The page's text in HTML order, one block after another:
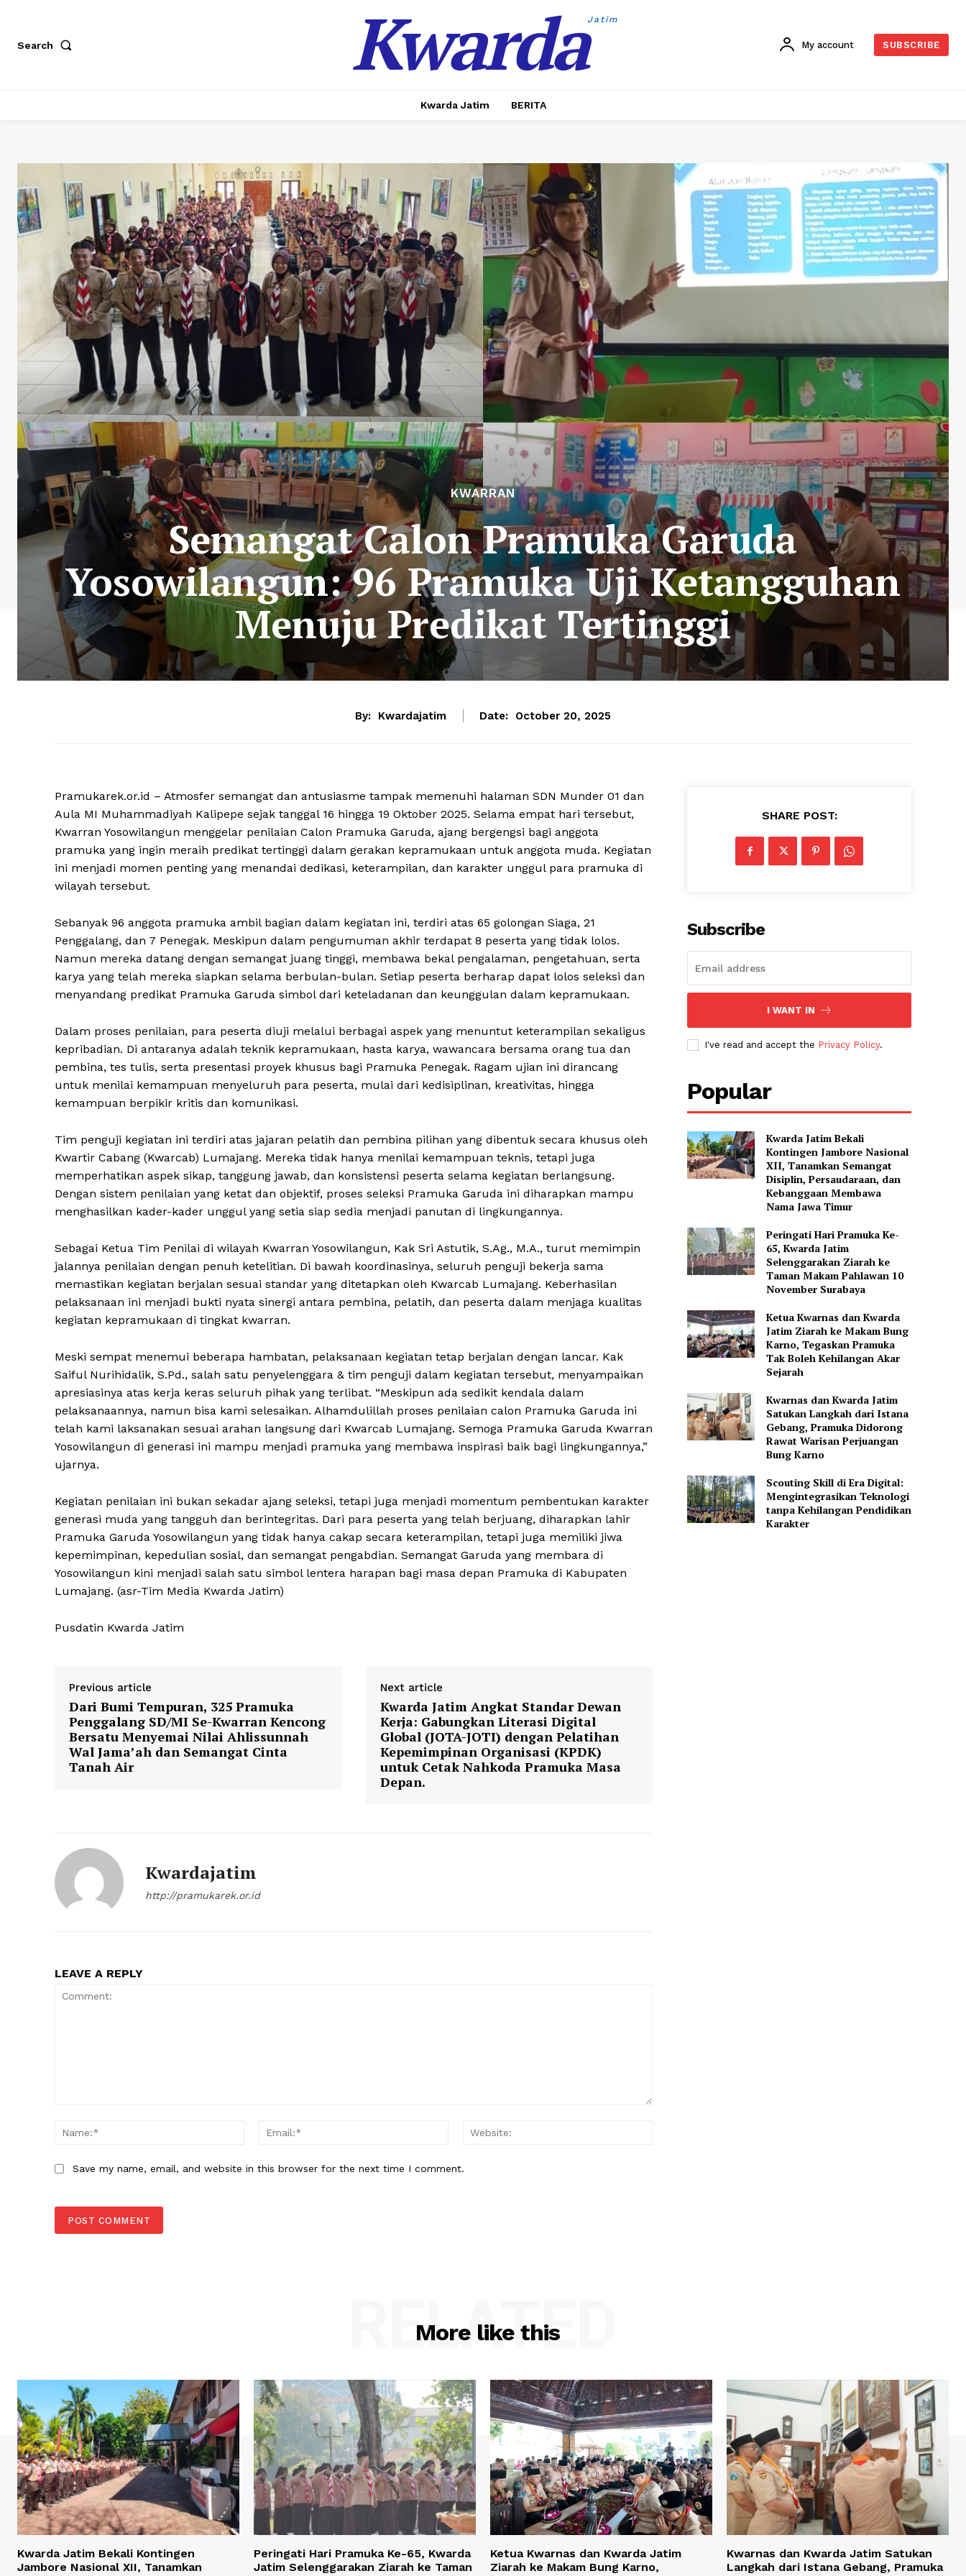
Search KwardaJatim
My account SUBSCRIBE
Kwarda Jatim BERITA
KWARRAN
Semangat Calon Pramuka Garuda
Yosowilangun: 96 Pramuka Uji Ketangguhan
Menuju Predikat Tertinggi
By: Kwardajatim Date: October 20, 2025
Pramukarek.or.id – Atmosfer semangat dan antusiasme tampak memenuhi halaman SDN Munder 01 dan
Aula MI Muhammadiyah Kalipepe sejak tanggal 16 hingga 19 Oktober 2025. Selama empat hari tersebut,
Kwarran Yosowilangun menggelar penilaian Calon Pramuka Garuda, ajang bergengsi bagi anggota
pramuka yang ingin meraih predikat tertinggi dalam gerakan kepramukaan untuk anggota muda. Kegiatan
ini menjadi momen penting yang menandai dedikasi, keterampilan, dan karakter unggul para pramuka di
wilayah tersebut.
Sebanyak 96 anggota pramuka ambil bagian dalam kegiatan ini, terdiri atas 65 golongan Siaga, 21
Penggalang, dan 7 Penegak. Meskipun dalam pengumuman akhir terdapat 8 peserta yang tidak lolos.
Namun mereka datang dengan semangat juang tinggi, membawa bekal pengalaman, pengetahuan, serta
karya yang telah mereka siapkan selama berbulan-bulan. Setiap peserta berharap dapat lolos seleksi dan
menyandang predikat Pramuka Garuda simbol dari keteladanan dan keunggulan dalam kepramukaan.
Dalam proses penilaian, para peserta diuji melalui berbagai aspek yang menuntut keterampilan sekaligus
kepribadian. Di antaranya adalah teknik kepramukaan, hasta karya, wawancara bersama orang tua dan
pembina, tes tulis, serta presentasi proyek khusus bagi Pramuka Penegak. Ragam ujian ini dirancang
untuk menilai kemampuan menyeluruh para peserta, mulai dari kedisiplinan, kreativitas, hingga
kemampuan berpikir kritis dan komunikasi.
Tim penguji kegiatan ini terdiri atas jajaran pelatih dan pembina pilihan yang dibentuk secara khusus oleh
Kwartir Cabang (Kwarcab) Lumajang. Mereka tidak hanya menilai kemampuan teknis, tetapi juga
memperhatikan aspek sikap, tanggung jawab, dan konsistensi peserta selama kegiatan berlangsung.
Dengan sistem penilaian yang ketat dan objektif, proses seleksi Pramuka Garuda ini diharapkan mampu
menghasilkan kader-kader unggul yang setia siap sedia menjadi panutan di lingkungannya.
Sebagai Ketua Tim Penilai di wilayah Kwarran Yosowilangun, Kak Sri Astutik, S.Ag., M.A., turut memimpin
jalannya penilaian dengan penuh ketelitian. Di bawah koordinasinya, seluruh penguji bekerja sama
memastikan kegiatan berjalan sesuai standar yang ditetapkan oleh Kwarcab Lumajang. Keberhasilan
pelaksanaan ini menjadi bukti nyata sinergi antara pembina, pelatih, dan peserta dalam menjaga kualitas
kegiatan kepramukaan di tingkat kwarran.
Meski sempat menemui beberapa hambatan, pelaksanaan kegiatan tetap berjalan dengan lancar. Kak
Saiful Nurihidalik, S.Pd., salah satu penyelenggara & tim penguji dalam kegiatan tersebut, menyampaikan
apresiasinya atas kerja keras seluruh pihak yang terlibat. “Meskipun ada sedikit kendala dalam
pelaksanaannya, namun bisa kami selesaikan. Alhamdulillah proses penilaian calon Pramuka Garuda ini
telah kami laksanakan sesuai arahan langsung dari Kwarcab Lumajang. Semoga Pramuka Garuda Kwarran
Yosowilangun di generasi ini mampu menjadi pramuka yang membawa inspirasi baik bagi lingkungannya,”
ujarnya.
Kegiatan penilaian ini bukan sekadar ajang seleksi, tetapi juga menjadi momentum pembentukan karakter
generasi muda yang tangguh dan berintegritas. Dari para peserta yang telah berjuang, diharapkan lahir
Pramuka Garuda Yosowilangun yang tidak hanya cakap secara keterampilan, tetapi juga memiliki jiwa
kepemimpinan, kepedulian sosial, dan semangat pengabdian. Semangat Garuda yang membara di
Yosowilangun kini menjadi salah satu simbol lentera harapan bagi masa depan Pramuka di Kabupaten
Lumajang. (asr-Tim Media Kwarda Jatim)
Pusdatin Kwarda Jatim
Previous article
Dari Bumi Tempuran, 325 Pramuka
Penggalang SD/MI Se-Kwarran Kencong
Bersatu Menyemai Nilai Ahlissunnah
Wal Jama’ah dan Semangat Cinta
Tanah Air
Next article
Kwarda Jatim Angkat Standar Dewan
Kerja: Gabungkan Literasi Digital
Global (JOTA-JOTI) dengan Pelatihan
Kepemimpinan Organisasi (KPDK)
untuk Cetak Nahkoda Pramuka Masa
Depan.
Kwardajatim
http://pramukarek.or.id
LEAVE A REPLY
Name:*
Email:*
Save my name, email, and website in this browser for the next time I comment.
SHARE POST:
Subscribe
I WANT IN
I've read and accept the Privacy Policy.
Popular
Kwarda Jatim Bekali
Kontingen Jambore Nasional
XII, Tanamkan Semangat
Disiplin, Persaudaraan, dan
Kebanggaan Membawa
Nama Jawa Timur
Peringati Hari Pramuka Ke-
65, Kwarda Jatim
Selenggarakan Ziarah ke
Taman Makam Pahlawan 10
November Surabaya
Ketua Kwarnas dan Kwarda
Jatim Ziarah ke Makam Bung
Karno, Tegaskan Pramuka
Tak Boleh Kehilangan Akar
Sejarah
Kwarnas dan Kwarda Jatim
Satukan Langkah dari Istana
Gebang, Pramuka Didorong
Rawat Warisan Perjuangan
Bung Karno
Scouting Skill di Era Digital:
Mengintegrasikan Teknologi
tanpa Kehilangan Pendidikan
Karakter
More like this
RELATED
Kwarda Jatim Bekali Kontingen
Jambore Nasional XII, Tanamkan
Peringati Hari Pramuka Ke-65, Kwarda
Jatim Selenggarakan Ziarah ke Taman
Ketua Kwarnas dan Kwarda Jatim
Ziarah ke Makam Bung Karno,
Kwarnas dan Kwarda Jatim Satukan
Langkah dari Istana Gebang, Pramuka